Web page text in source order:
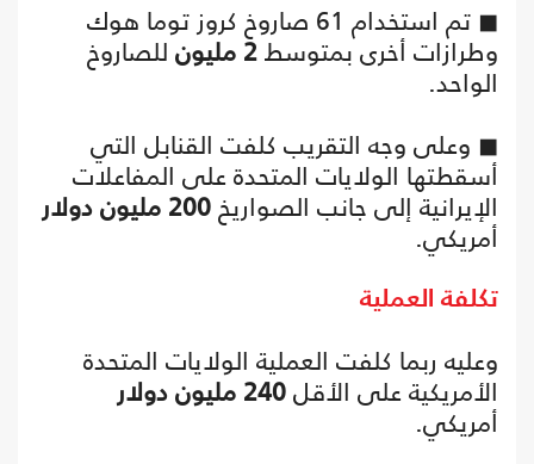
◼ تم استخدام 61 صاروخ كروز توما هوك
وطرازات أخرى بمتوسط2 مليون للصاروخ
الواحد.
◼ وعلى وجه التقريب كلفت القنابل التي
أسقطتها الولايات المتحدة على المفاعلات
الإيرانية إلى جانب الصواريخ200 مليون دولار
أمريكي.
تكلفة العملية
وعليه ربما كلفت العملية الولايات المتحدة
الأمريكية على الأقل240 مليون دولار
أمريكي.